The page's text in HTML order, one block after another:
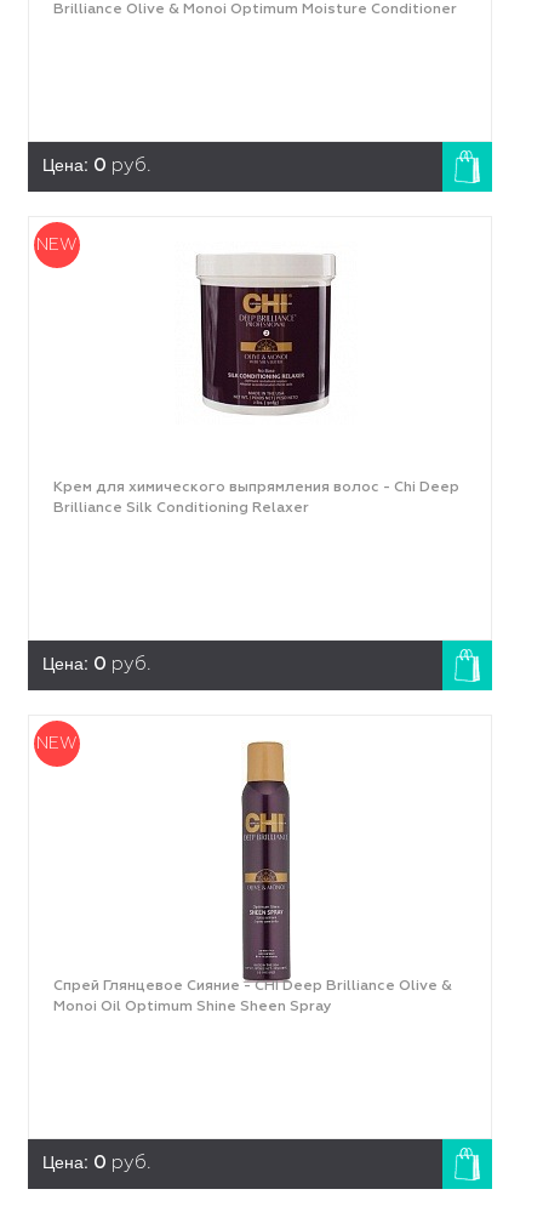
Brilliance Olive & Monoi Optimum Moisture Сonditioner
Цена: 0 руб.
Крем для химического выпрямления волос - Chi Deep
Brilliance Silk Conditioning Relaxer
Цена: 0 руб.
NEW
Спрей Глянцевое Сияние - CHI Deep Brilliance Olive &
Monoi Oil Optimum Shine Sheen Spray
Цена: 0 руб.
NEW